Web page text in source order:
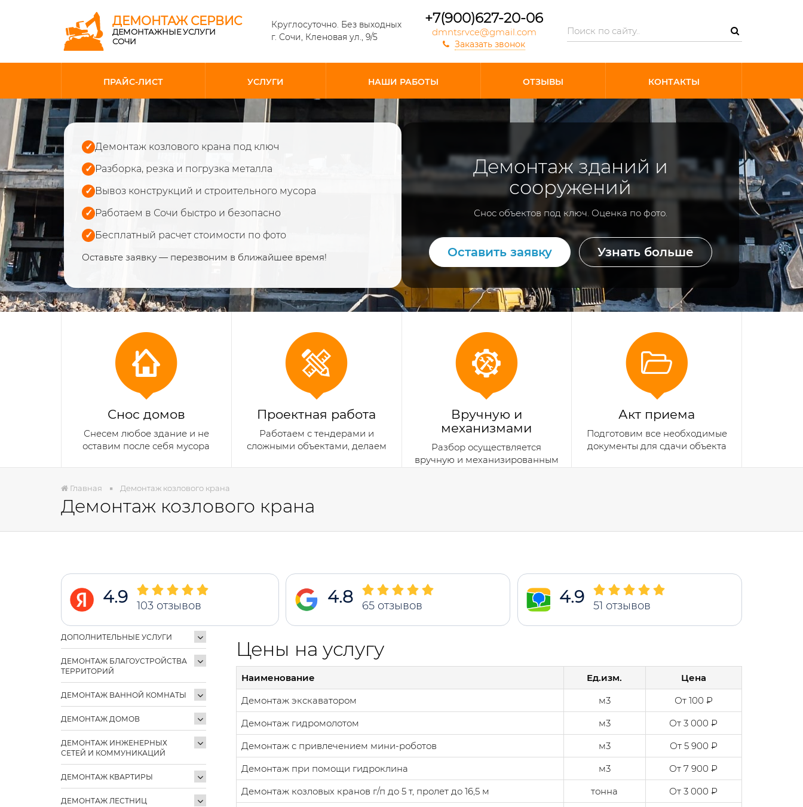
ДЕМОНТАЖ СЕРВИС
ДЕМОНТАЖНЫЕ УСЛУГИ
СОЧИ
Круглосуточно. Без выходных
г. Сочи, Кленовая ул., 9/5
+7(900)627-20-06
dmntsrvce@gmail.com
Заказать звонок
ПРАЙС-ЛИСТ УСЛУГИ НАШИ РАБОТЫ ОТЗЫВЫ КОНТАКТЫ
✓ Демонтаж козлового крана под ключ
✓ Разборка, резка и погрузка металла
✓ Вывоз конструкций и строительного мусора
✓ Работаем в Сочи быстро и безопасно
✓ Бесплатный расчет стоимости по фото
Оставьте заявку — перезвоним в ближайшее время!
Демонтаж зданий и
сооружений
Снос объектов под ключ. Оценка по фото.
Оставить заявку Узнать больше
Снос домов
Снесем любое здание и не
оставим после себя мусора
Проектная работа
Работаем с тендерами и
сложными объектами, делаем
Вручную и
механизмами
Разбор осуществляется
вручную и механизированным
Акт приема
Подготовим все необходимые
документы для сдачи объекта
Главная Демонтаж козлового крана
Демонтаж козлового крана
4.9 103 отзывов 4.8 65 отзывов 4.9 51 отзывов
ДОПОЛНИТЕЛЬНЫЕ УСЛУГИ
ДЕМОНТАЖ БЛАГОУСТРОЙСТВА
ТЕРРИТОРИЙ
ДЕМОНТАЖ ВАННОЙ КОМНАТЫ
ДЕМОНТАЖ ДОМОВ
ДЕМОНТАЖ ИНЖЕНЕРНЫХ
СЕТЕЙ И КОММУНИКАЦИЙ
ДЕМОНТАЖ КВАРТИРЫ
ДЕМОНТАЖ ЛЕСТНИЦ
Цены на услугу
Наименование Ед.изм.
Цена
Демонтаж экскаватором
м3
От 100 ₽
Демонтаж гидромолотом
м3
От 3 000 ₽
Демонтаж с привлечением мини-роботов
м3
От 5 900 ₽
Демонтаж при помощи гидроклина
м3
От 7 900 ₽
Демонтаж козловых кранов г/п до 5 т, пролет до 16,5 м
тонна
От 3 000 ₽